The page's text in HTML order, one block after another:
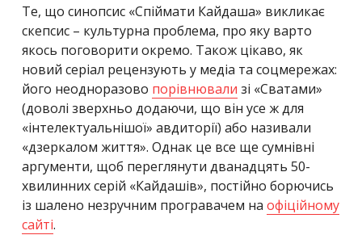
Те, що синопсис «Спіймати Кайдаша» викликає
скепсис – культурна проблема, про яку варто
якось поговорити окремо. Також цікаво, як
новий серіал рецензують у медіа та соцмережах:
його неодноразово порівнювали зі «Сватами»
(доволі зверхньо додаючи, що він усе ж для
«інтелектуальнішої» авдиторії) або називали
«дзеркалом життя». Однак це все ще сумнівні
аргументи, щоб переглянути дванадцять 50-
хвилинних серій «Кайдашів», постійно борючись
із шалено незручним програвачем на офіційному
сайті.